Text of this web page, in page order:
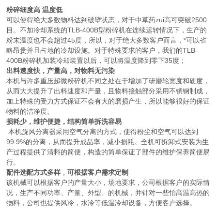
粉碎细度高 温度低
可以使得绝大多数物料达到破壁状态，对于中草药zui高可突破2500
目。不加冷却系统的TLB-400B型粉碎机在连续运转情况下，生产的
粉末温度也不会超过45度，所以，对于绝大多数客户而言，*可以省
略昂贵并且占地的冷却设施。对于特殊要求的客户，我们的TLB-
400B粉碎机加装冷却装置以后，可以将温度降到零下35度；
出料速度快，产量高，对物料无污染
本机与许多重压超微粉碎机不同之处在于增加了研磨轮宽度和硬度，
从而大大提升了出料速度和产量，且物料接触部分采用不锈钢制成，
加上特殊的受力方式保证不会有大的磨损产生，所以能够很好的保证
物料的洁净度。
损耗少，维护便捷，结构简单拆洗容易
本机旋风分离器采用空气分离的方式，使得粉尘和空气可以达到
99.9%的分离，从而提升成品率，减小损耗。全机可拆卸式安装为生
产过程提供了清料的简便，构造的简单保证了部件的维护保养简便易
行。
配件选配方式多样 ，可根据客户需求定制
该机械可以根据客户的产量大小，场地要求，公司根据客户的实际情
况，生产不同功率、产量、外型、的机械，并针对一些怕高温高热的
物料，公司也提供风冷，水冷等低温冷却设备，方便客户选择。